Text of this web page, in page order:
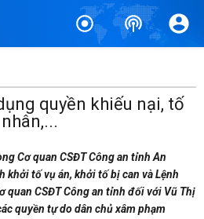
quyền khiếu nại, tố
Cơ quan CSĐT Công an tỉnh An
khởi tố vụ án, khởi tố bị can và Lệnh
quan CSĐT Công an tỉnh đối với Vũ Thị
quyền tự do dân chủ xâm phạm